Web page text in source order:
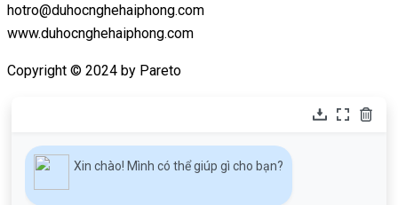
hotro@duhocnghehaiphong.com
www.duhocnghehaiphong.com
Copyright © 2024 by Pareto
Xin chào! Mình có thể giúp gì cho bạn?